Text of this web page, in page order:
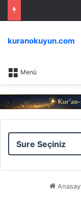
Menü
kuranokuyun.com
Sure
Ayet